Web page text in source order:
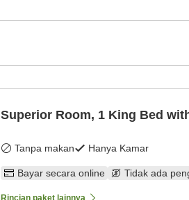
Superior Room, 1 King Bed
Tanpa makan Hanya Kamar
Bayar secara online Tidak ada